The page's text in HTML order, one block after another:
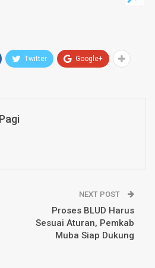
Twitter Google+
NEXT POST
Proses BLUD Harus
Sesuai Aturan, Pemkab
Muba Siap Dukung